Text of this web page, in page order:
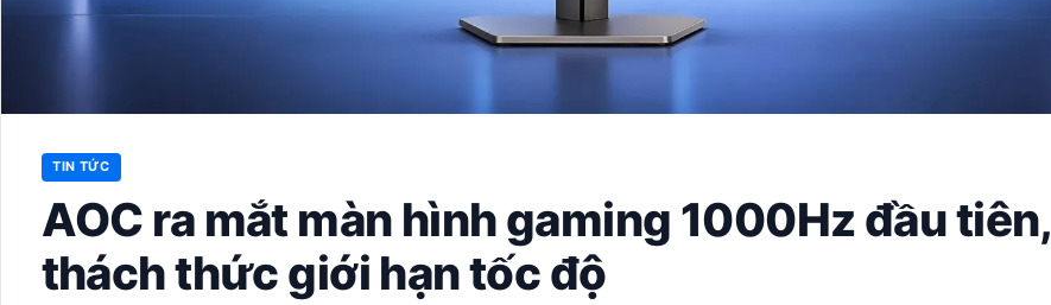
TIN TỨC
AOC ra mắt màn hình gaming 1000Hz đầu tiên,
thách thức giới hạn tốc độ